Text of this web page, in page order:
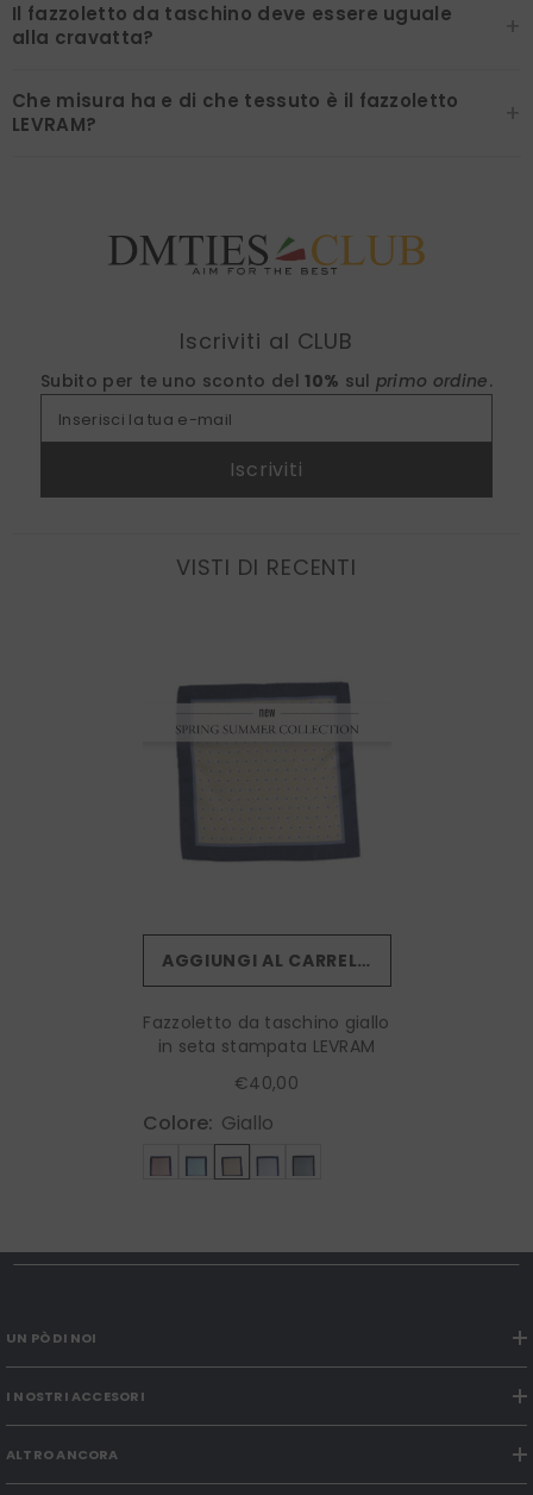
Il fazzoletto da taschino deve essere uguale
alla cravatta?
+
Che misura ha e di che tessuto è il fazzoletto
LEVRAM?
+
Iscriviti al CLUB
Subito per te uno sconto del 10% sul primo ordine.
Inserisci la tua e-mail
Iscriviti
VISTI DI RECENTI
AGGIUNGI AL CARRELLO
Fazzoletto da taschino giallo
in seta stampata LEVRAM
€40,00
Colore: Giallo
UN PÒ DI NOI
I NOSTRI ACCESORI
ALTRO ANCORA